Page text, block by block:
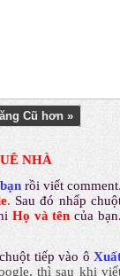
Cũ hơn »
NHÀ
rồi viết comment
. Sau đó nhấp
Họ và tên của
tiếp vào ô
thì sau khi